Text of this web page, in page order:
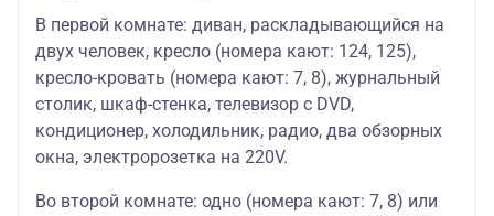
В первой комнате: диван, раскладывающийся на
двух человек, кресло (номера кают: 124, 125),
кресло-кровать (номера кают: 7, 8), журнальный
столик, шкаф-стенка, телевизор с DVD,
кондиционер, холодильник, радио, два обзорных
окна, электророзетка на 220V.
Во второй комнате: одно (номера кают: 7, 8) или